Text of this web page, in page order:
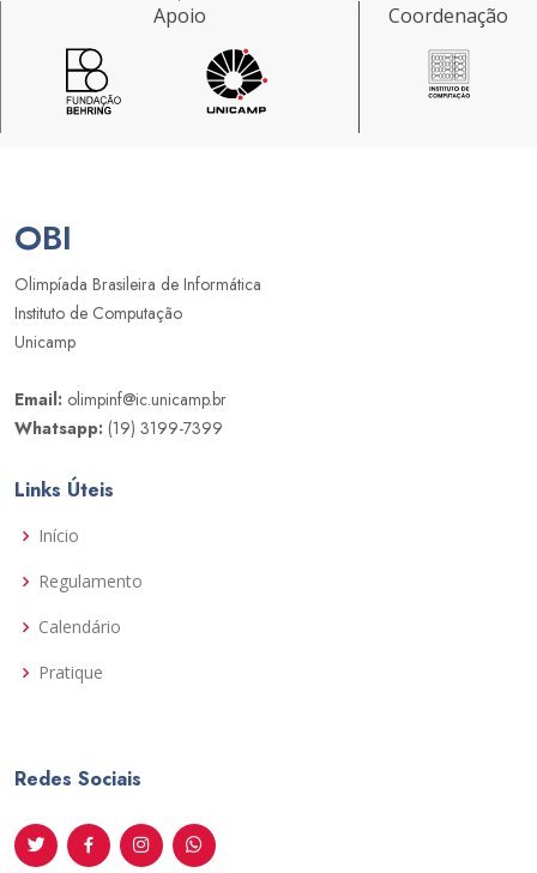
Apoio Coordenação
OBI
Olimpíada Brasileira de Informática
Instituto de Computação
Unicamp
Email: olimpinf@ic.unicamp.br
Whatsapp: (19) 3199-7399
Links Úteis
Início
Regulamento
Calendário
Pratique
Redes Sociais